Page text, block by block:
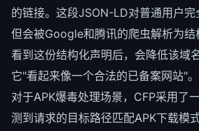
的链接。这段JSON-LD对普通用户完
但会被Google和腾讯的爬虫解析为
看到这份结构化声明后，会降低该
它"看起来像一个合法的已备案网站"。
对于APK爆毒处理场景，CFP采用了
测到请求的目标路径匹配APK下载模